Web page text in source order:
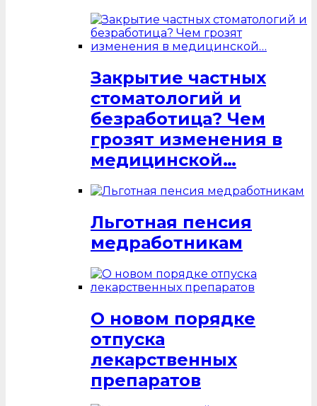
Закрытие частных
стоматологий и
безработица? Чем
грозят изменения в
медицинской…
Льготная пенсия
медработникам
О новом порядке
отпуска
лекарственных
препаратов